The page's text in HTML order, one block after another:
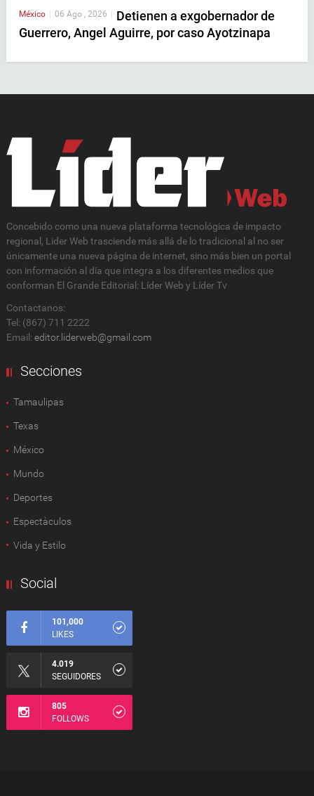
México 06 Ago , 2026
Detienen a exgobernador de
Guerrero, Angel Aguirre, por caso Ayotzinapa
Concebido como una nueva plataforma tecnológica de impacto
regional, Lider Web trasciende más allá de lo tradicional al no ser
únicamente una nueva página de internet, sino más bien un portal
con información al día que integra a los diferentes medios que
conforman El Grande Editorial: Líder Web y Líder Tv
Contactanos:
Tel: (867) 711 2222
Email: editor.liderweb@gmail.com
Secciones
Tamaulipas
Texas
México
Mundo
Deportes
Espectàculos
Vida y Estilo
Social
101,000
LIKES
4.019
SEGUIDORES
805
FOLLOWS